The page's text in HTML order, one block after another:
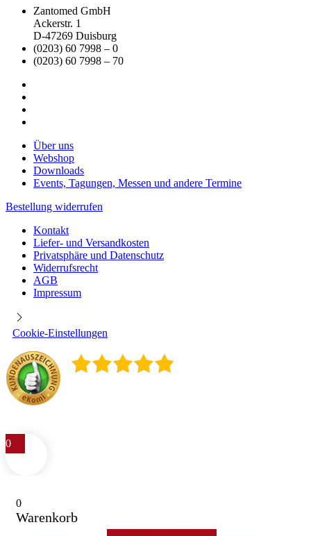
Zantomed GmbH
Ackerstr. 1
D-47269 Duisburg
(0203) 60 7998 – 0
(0203) 60 7998 – 70
Über uns
Webshop
Downloads
Events, Tagungen, Messen und andere Termine
Bestellung widerrufen
Kontakt
Liefer- und Versandkosten
Privatsphäre und Datenschutz
Widerrufsrecht
AGB
Impressum
Cookie-Einstellungen
0
0
Warenkorb